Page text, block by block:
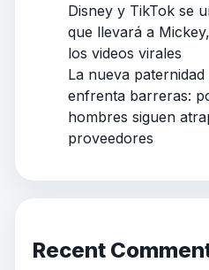
Disney y TikTok se
que llevará a
los videos virales
La nueva
enfrenta barreras:
hombres siguen
proveedores
Recent